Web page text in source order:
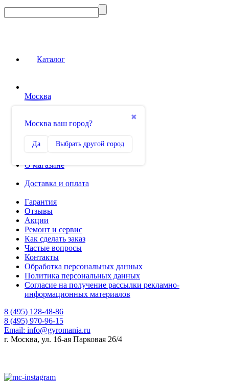
Каталог
Москва
✖
Москва ваш город?
Да Выбрать другой город
0
Избранное
О магазине
Доставка и оплата
Гарантия
Отзывы
Акции
Ремонт и сервис
Как сделать заказ
Частые вопросы
Контакты
Обработка персональных данных
Политика персональных данных
Согласие на получение рассылки рекламно-
информационных материалов
8 (495) 128-48-86
8 (495) 970-96-15
Email: info@gyromania.ru
г. Москва, ул. 16-ая Парковая 26/4